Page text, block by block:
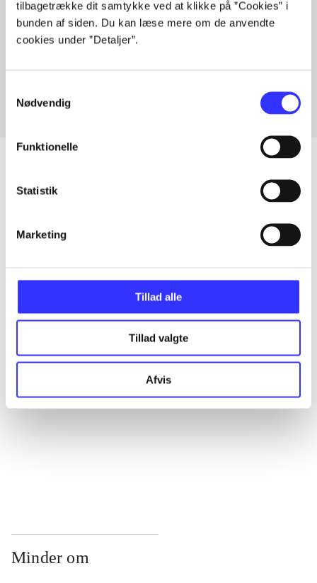
tilbagetrække dit samtykke ved at klikke på ”Cookies” i
bunden af siden. Du kan læse mere om de anvendte
cookies under ”Detaljer”.
Nødvendig
Funktionelle
Statistik
Marketing
Tillad alle
Tillad valgte
Afvis
Artikler med samme emner
...
...
Minder om